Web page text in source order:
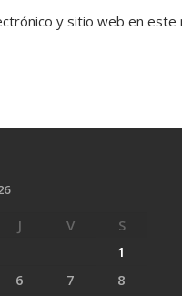
y sitio web en este
J V
S
1
6 7 8